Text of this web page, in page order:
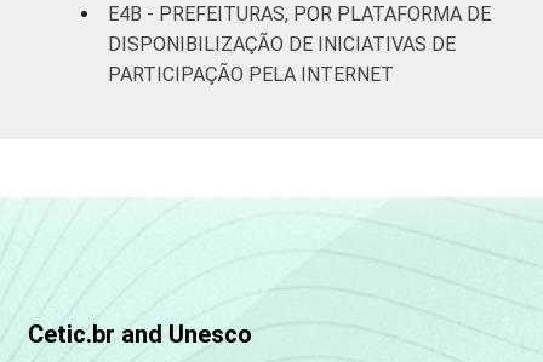
mil até 100
mil
habitantes
20 80 0
100 mil
habitantes
E4B - PREFEITURAS, POR PLATAFORMA DE
DISPONIBILIZAÇÃO DE INICIATIVAS DE
PARTICIPAÇÃO PELA INTERNET
Cetic.br and Unesco